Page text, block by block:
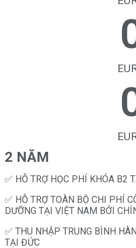
2 NĂM
✅ HỖ TRỢ HỌC PHÍ KHÓA B2
✅ HỖ TRỢ TOÀN BỘ CHI PHÍ
DƯỠNG TẠI VIỆT NAM BỞI
✅ THU NHẬP TRUNG BÌNH
TẠI ĐỨC